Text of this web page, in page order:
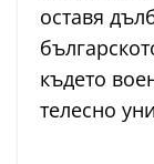
оставя
където
телесно